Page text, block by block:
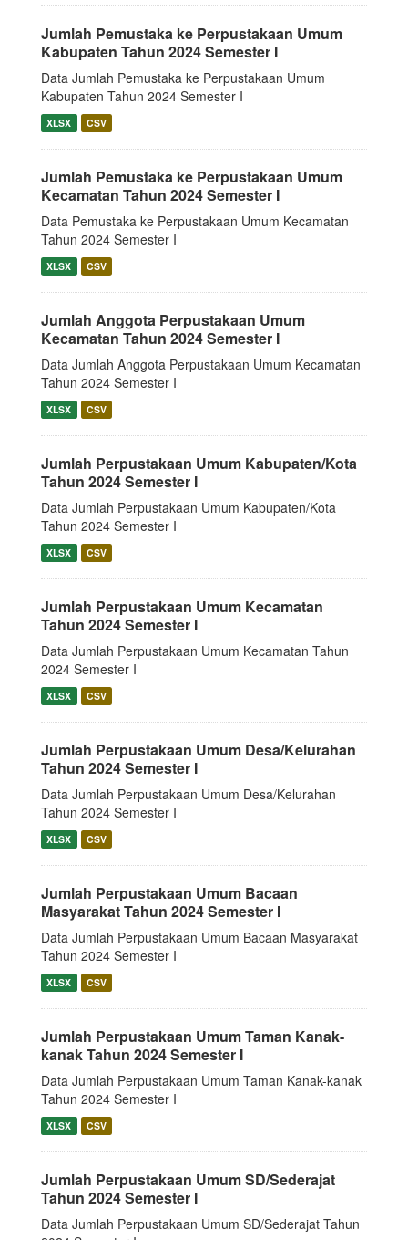
Jumlah Pemustaka ke Perpustakaan Umum
Kabupaten Tahun 2024 Semester I
Data Jumlah Pemustaka ke Perpustakaan Umum
Kabupaten Tahun 2024 Semester I
XLSX CSV
Jumlah Pemustaka ke Perpustakaan Umum
Kecamatan Tahun 2024 Semester I
Data Pemustaka ke Perpustakaan Umum Kecamatan
Tahun 2024 Semester I
XLSX CSV
Jumlah Anggota Perpustakaan Umum
Kecamatan Tahun 2024 Semester I
Data Jumlah Anggota Perpustakaan Umum Kecamatan
Tahun 2024 Semester I
XLSX CSV
Jumlah Perpustakaan Umum Kabupaten/Kota
Tahun 2024 Semester I
Data Jumlah Perpustakaan Umum Kabupaten/Kota
Tahun 2024 Semester I
XLSX CSV
Jumlah Perpustakaan Umum Kecamatan
Tahun 2024 Semester I
Data Jumlah Perpustakaan Umum Kecamatan Tahun
2024 Semester I
XLSX CSV
Jumlah Perpustakaan Umum Desa/Kelurahan
Tahun 2024 Semester I
Data Jumlah Perpustakaan Umum Desa/Kelurahan
Tahun 2024 Semester I
XLSX CSV
Jumlah Perpustakaan Umum Bacaan
Masyarakat Tahun 2024 Semester I
Data Jumlah Perpustakaan Umum Bacaan Masyarakat
Tahun 2024 Semester I
XLSX CSV
Jumlah Perpustakaan Umum Taman Kanak-
kanak Tahun 2024 Semester I
Data Jumlah Perpustakaan Umum Taman Kanak-kanak
Tahun 2024 Semester I
XLSX CSV
Jumlah Perpustakaan Umum SD/Sederajat
Tahun 2024 Semester I
Data Jumlah Perpustakaan Umum SD/Sederajat Tahun